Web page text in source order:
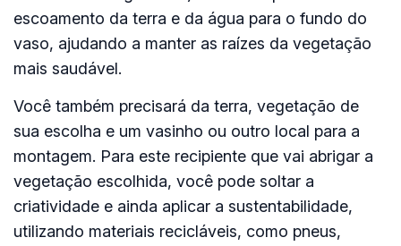
escoamento da terra e da água para o fundo do
vaso, ajudando a manter as raízes da vegetação
mais saudável.
Você também precisará da terra, vegetação de
sua escolha e um vasinho ou outro local para a
montagem. Para este recipiente que vai abrigar a
vegetação escolhida, você pode soltar a
criatividade e ainda aplicar a sustentabilidade,
utilizando materiais recicláveis, como pneus,